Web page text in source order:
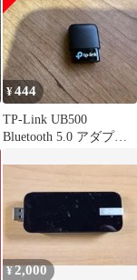
ブルートゥース子機 メ
ーカー３年 UB500/A
¥444
TP-Link UB500
Bluetooth 5.0 アダプタ
¥2,000